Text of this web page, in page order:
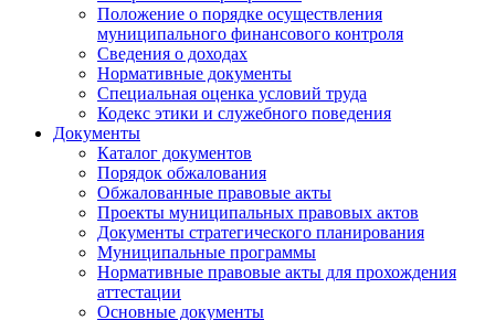
Положение о порядке осуществления
муниципального финансового контроля
Сведения о доходах
Нормативные документы
Специальная оценка условий труда
Кодекс этики и служебного поведения
Документы
Каталог документов
Порядок обжалования
Обжалованные правовые акты
Проекты муниципальных правовых актов
Документы стратегического планирования
Муниципальные программы
Нормативные правовые акты для прохождения
аттестации
Основные документы